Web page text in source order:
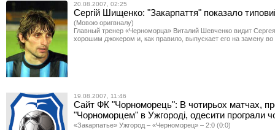
20.08.2007, 02:25
Сергій Шищенко: "Закарпаття" показало
(Мовою оригвналу)
Главный тренер «Черноморца» Виталий Шевченко видит
хорошим джокером и, как правило, выпускает его на замену
19.08.2007, 11:46
Сайт ФК "Чорноморець": В чотирьох матчах,
"Чорноморцем" в Ужгороді, одесити програли
«Закарпатье» Ужгород – «Черноморец» – 2:0 (0:0)